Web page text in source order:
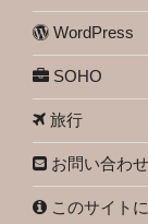
WordPress
SOHO
旅行
お問い合わせ
このサイト